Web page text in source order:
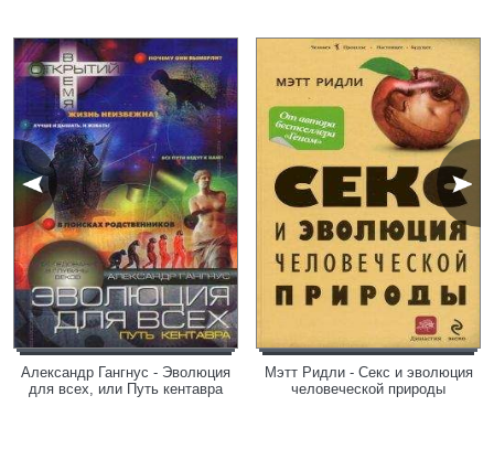
Александр Гангнус - Эволюция
для всех, или Путь кентавра
Мэтт Ридли - Секс и эволюция
человеческой природы